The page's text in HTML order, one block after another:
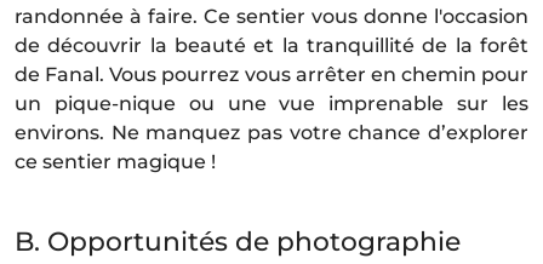
randonnée à faire. Ce sentier vous donne l'occasion
de découvrir la beauté et la tranquillité de la forêt
de Fanal. Vous pourrez vous arrêter en chemin pour
un pique-nique ou une vue imprenable sur les
environs. Ne manquez pas votre chance d’explorer
ce sentier magique !
B. Opportunités de photographie